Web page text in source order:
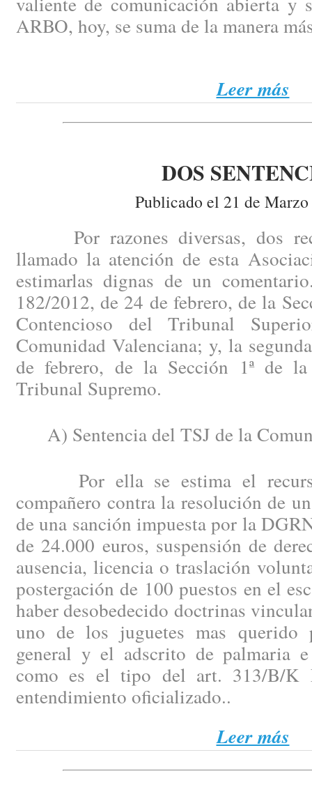
ARBO, hoy, se suma de la manera
Leer más
DOS
Publicado el 21 de
Por razones diversas, dos
llamado la atención de esta
estimarlas dignas de un
182/2012, de 24 de febrero, de la
Contencioso del Tribunal
Comunidad Valenciana; y, la
de febrero, de la Sección 1ª de
Tribunal Supremo.
A) Sentencia del TSJ de la
Por ella se estima el
compañero contra la resolución de
de una sanción impuesta por la
de 24.000 euros, suspensión de
ausencia, licencia o traslación
postergación de 100 puestos en el
haber desobedecido doctrinas
uno de los juguetes mas querido
general y el adscrito de palmaria
como es el tipo del art. 313/B/K
entendimiento oficializado..
Leer más